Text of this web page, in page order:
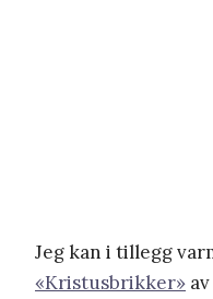
Jeg kan i tillegg
«Kristusbrikker»